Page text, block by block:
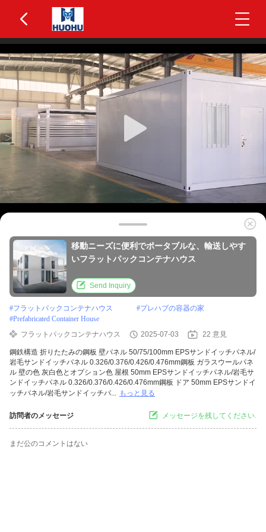
移動ニーズに便利でポータブルな、輸送しやす
いフラットパックコンテナハウス
Send Inquiry
#フラットパックコンテナハウス #プレハブの容器の家
#Prefabricated Container House
フラットパックコンテナハウス
2025-07-03 22 意見
鋼鉄構造 折りたたみの鋼板 壁パネル 50/75/100mm EPSサンドイッチパネル/
岩毛サンドイッチパネル 0.326/0.376/0.426/0.476mm鋼板 ガラスウールパネ
ル 壁の色 灰白色とオプション色 屋根 50mm EPSサンドイッチパネル/岩毛サ
ンドイッチパネル 0.326/0.376/0.426/0.476mm鋼板 ドア 50mm EPSサンドイ
ッチパネル/岩毛サンドイッチパ... もっと見る
訪問者のメッセージ メッセージを残してください.
まだ公のコメントはない